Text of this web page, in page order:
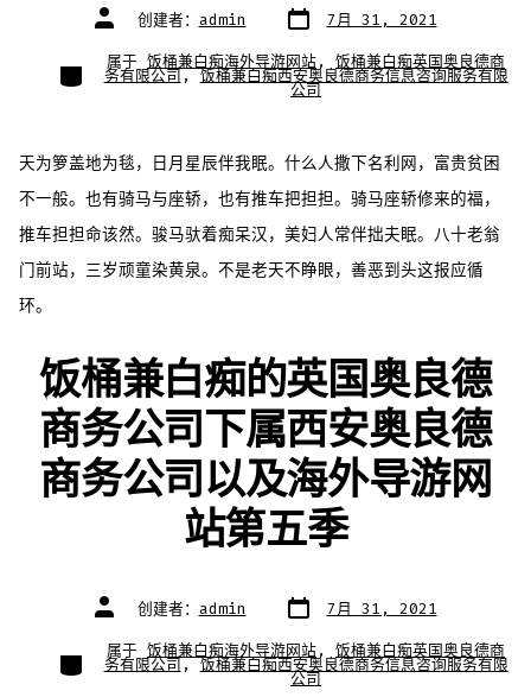
文
章
者
创建者： admin 文
章
期
7月 31, 2021
类
别
属于 饭桶兼白痴海外导游网站, 饭桶兼白痴英国奥良德商
务有限公司 , 饭桶兼白痴西安奥良德商务信息咨询服务有限
公司
天为箩盖地为毯，日月星辰伴我眠。什么人撒下名利网，富贵贫困
不一般。也有骑马与座轿，也有推车把担担。骑马座轿修来的福，
推车担担命该然。骏马驮着痴呆汉，美妇人常伴拙夫眠。八十老翁
门前站，三岁顽童染黄泉。不是老天不睁眼，善恶到头这报应循
环。
饭桶兼白痴的英国奥良德
商务公司下属西安奥良德
商务公司以及海外导游网
站第五季
文
章
者
创建者： admin 文
章
期
7月 31, 2021
类
别
属于 饭桶兼白痴海外导游网站, 饭桶兼白痴英国奥良德商
务有限公司,饭桶兼白痴西安奥良德商务信息咨询服务有限
公司